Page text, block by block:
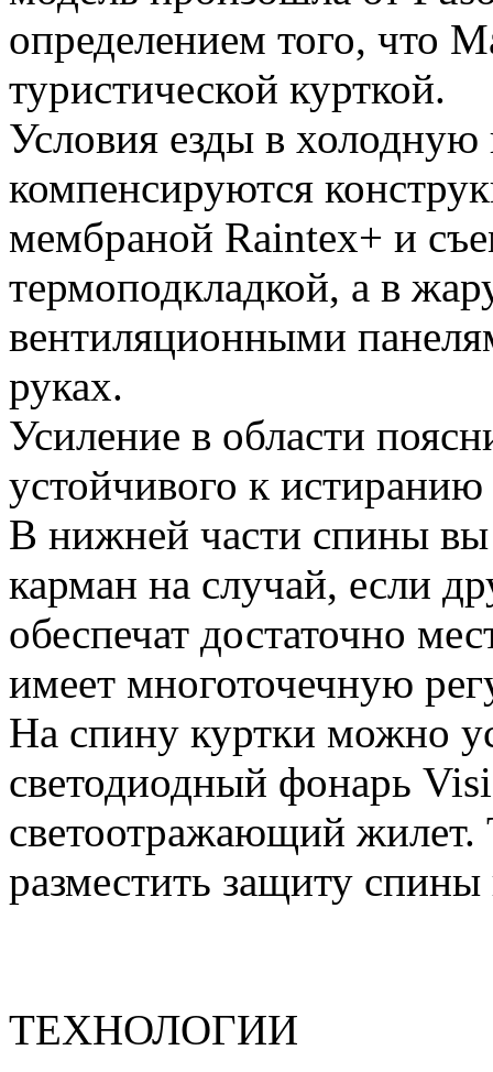
определением того, что
туристической курткой.
Условия езды в холодную
компенсируются
мембраной Raintex+ и
термоподкладкой, а в
вентиляционными
руках.
Усиление в области
устойчивого к истиранию
В нижней части спины
карман на случай, если
обеспечат достаточно
имеет многоточечную
На спину куртки можно
светодиодный фонарь
светоотражающий
разместить защиту спины
ТЕХНОЛОГИИ